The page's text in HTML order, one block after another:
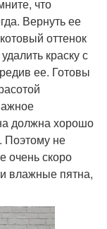
что
Вернуть ее
оттенок
краску с
ее. Готовы
должна хорошо
Поэтому не
очень скоро
влажные пятна,